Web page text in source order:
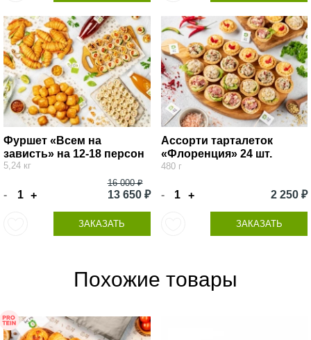
Фуршет «Всем на
зависть» на 12-18 персон
5,24 кг
- +
16 000 ₽
13 650 ₽
ЗАКАЗАТЬ
Ассорти тарталеток
«Флоренция» 24 шт.
480 г
- + 2 250 ₽
ЗАКАЗАТЬ
Похожие товары